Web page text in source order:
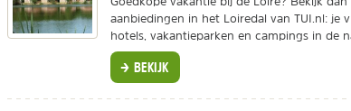
aanbiedingen in het Loiredal van TUI.nl: je
hotels, vakantieparken en campings in de
BEKIJK